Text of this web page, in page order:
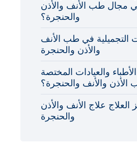
مجال طب الأنف والأذن
والحنجرة؟
التجميلية في طب الأنف
والأذن والحنجرة
والعيادات المختصة
الأذن والأنف والحنجرة؟
العلاج علاج الأنف والأذن
والحنجرة